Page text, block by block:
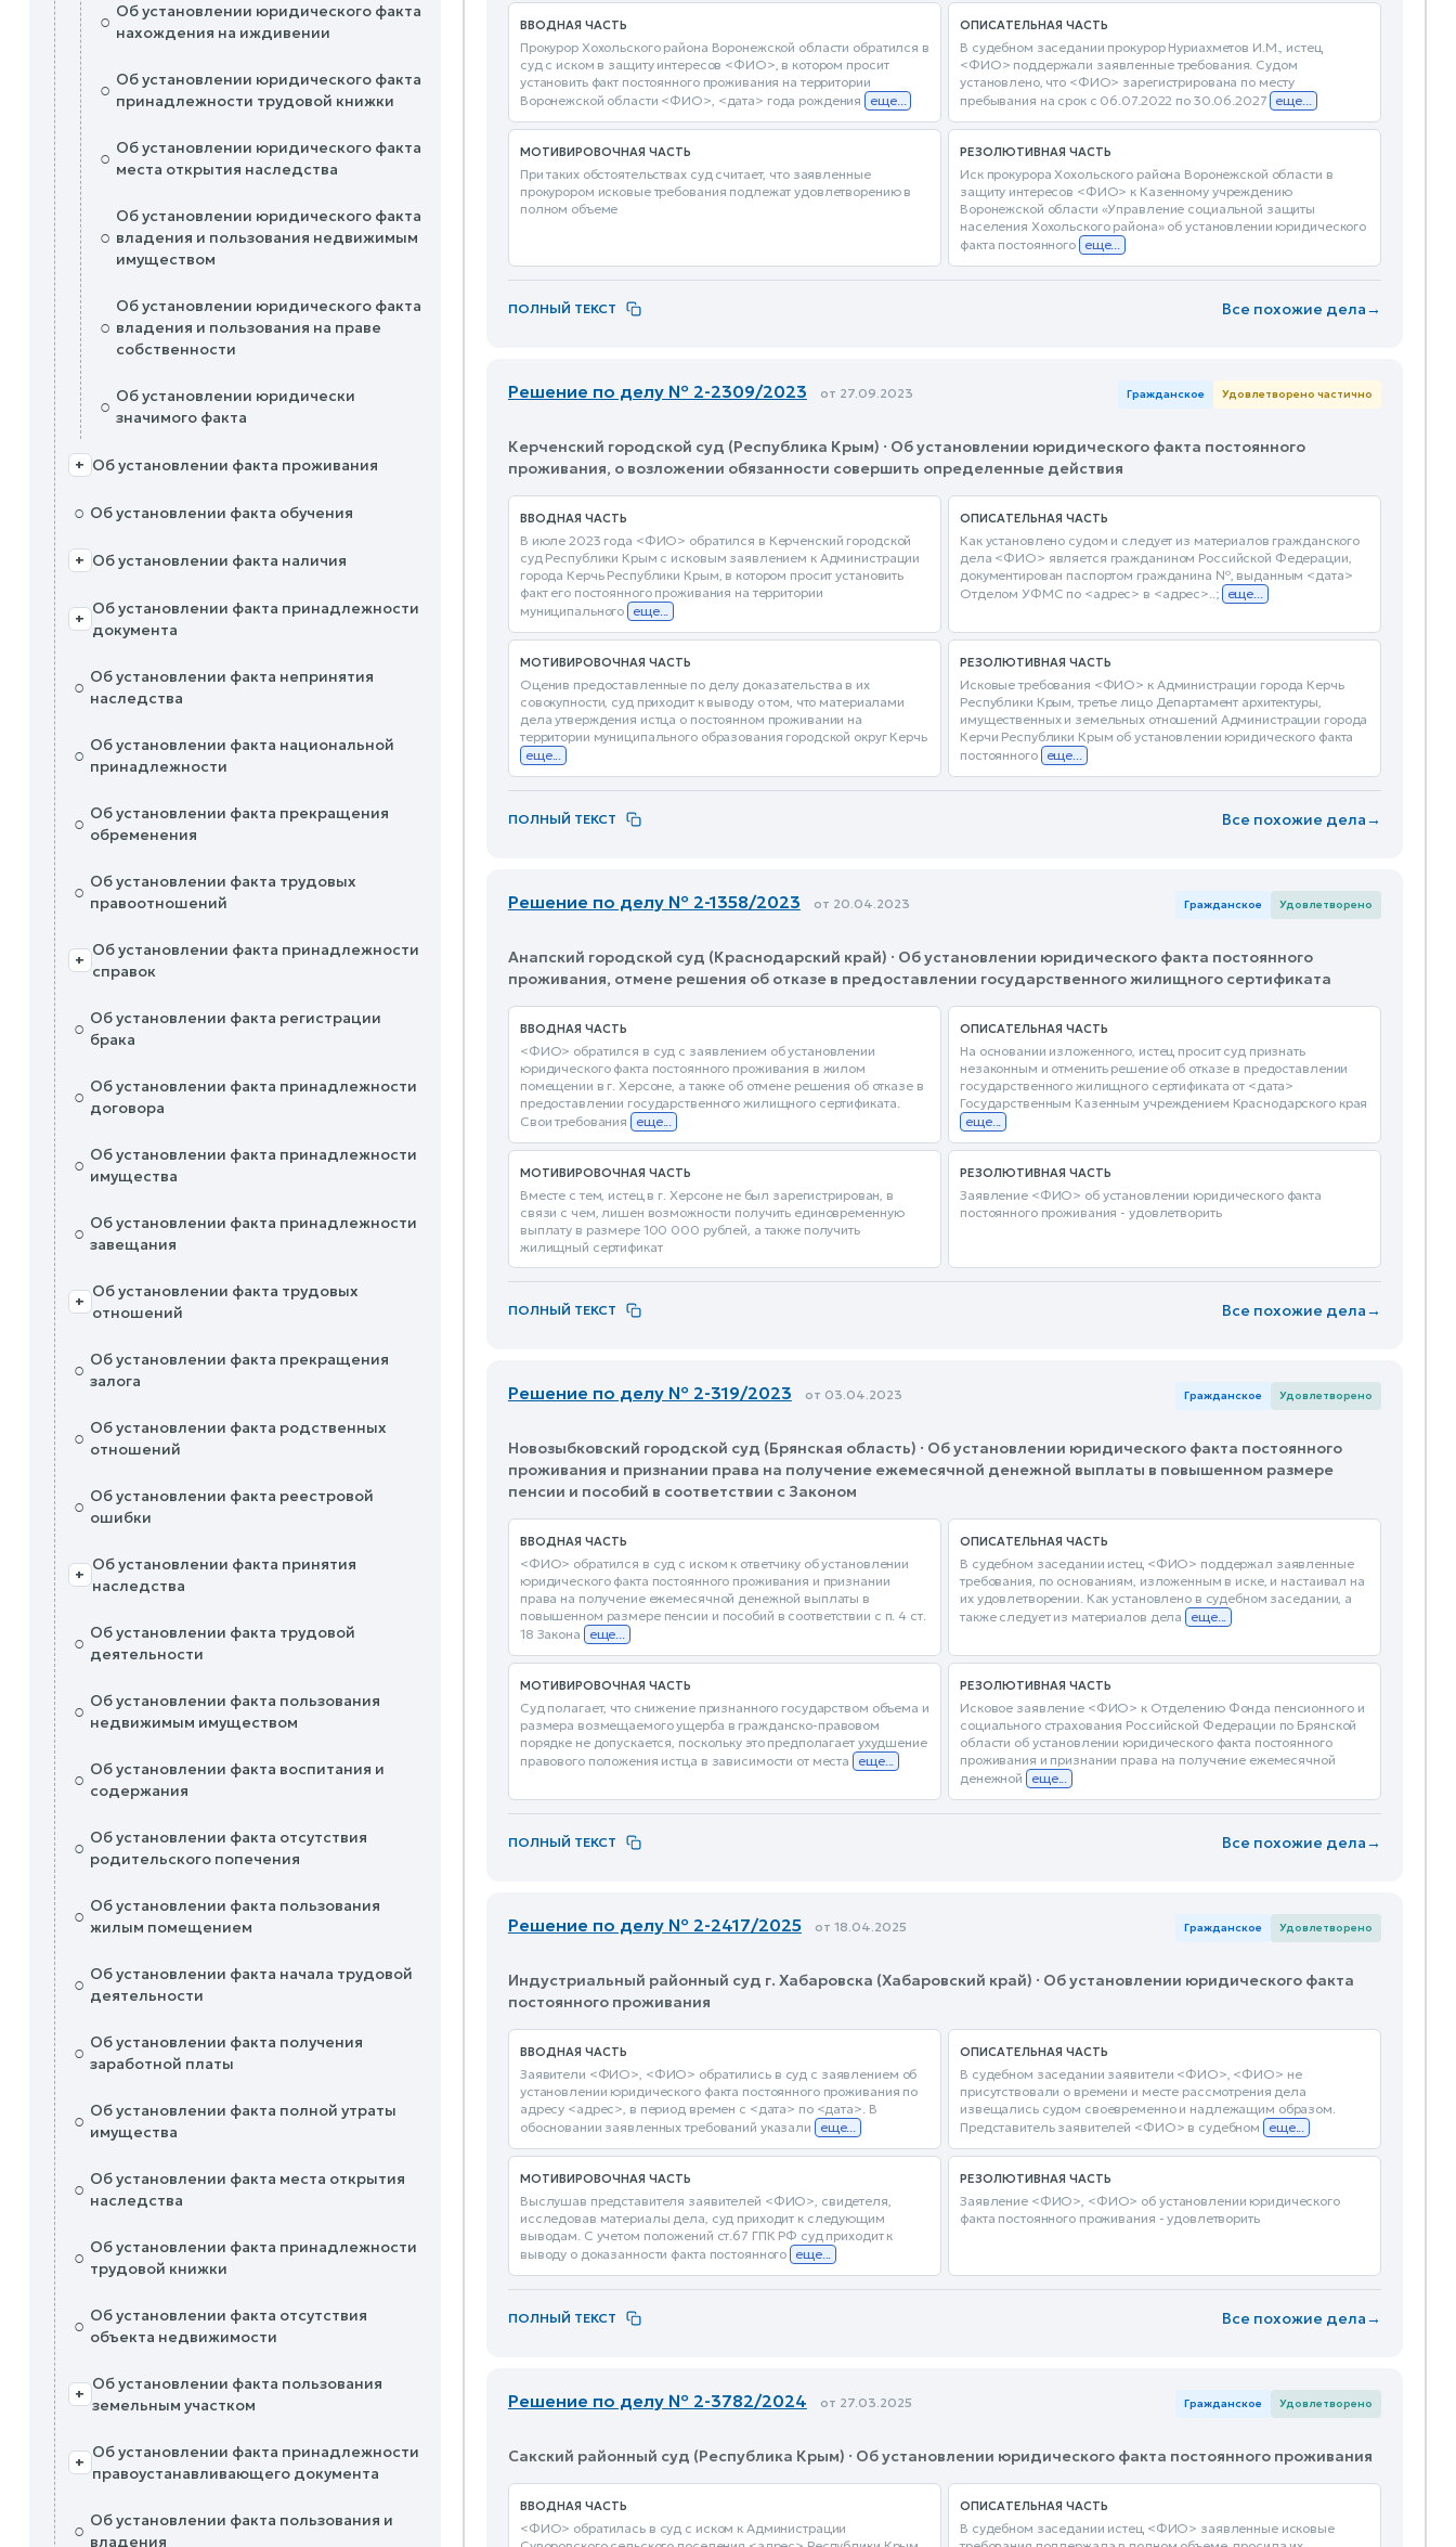
○ Об установлении юридического факта
нахождения на иждивении
○ Об установлении юридического факта
принадлежности трудовой книжки
○ Об установлении юридического факта
места открытия наследства
○
Об установлении юридического факта
владения и пользования недвижимым
имуществом
○
Об установлении юридического факта
владения и пользования на праве
собственности
○ Об установлении юридически
значимого факта
+ Об установлении факта проживания
○ Об установлении факта обучения
+ Об установлении факта наличия
+
Об установлении факта принадлежности
документа
○ Об установлении факта непринятия
наследства
○ Об установлении факта национальной
принадлежности
○ Об установлении факта прекращения
обременения
○ Об установлении факта трудовых
правоотношений
+
Об установлении факта принадлежности
справок
○ Об установлении факта регистрации
брака
○ Об установлении факта принадлежности
договора
○ Об установлении факта принадлежности
имущества
○ Об установлении факта принадлежности
завещания
+
Об установлении факта трудовых
отношений
○ Об установлении факта прекращения
залога
○ Об установлении факта родственных
отношений
○ Об установлении факта реестровой
ошибки
+
Об установлении факта принятия
наследства
○ Об установлении факта трудовой
деятельности
○ Об установлении факта пользования
недвижимым имуществом
○ Об установлении факта воспитания и
содержания
○ Об установлении факта отсутствия
родительского попечения
○ Об установлении факта пользования
жилым помещением
○ Об установлении факта начала трудовой
деятельности
○ Об установлении факта получения
заработной платы
○ Об установлении факта полной утраты
имущества
○ Об установлении факта места открытия
наследства
○ Об установлении факта принадлежности
трудовой книжки
○ Об установлении факта отсутствия
объекта недвижимости
+
Об установлении факта пользования
земельным участком
+
Об установлении факта принадлежности
правоустанавливающего документа
○ Об установлении факта пользования и
владения
ВВОДНАЯ ЧАСТЬ
Прокурор Хохольского района Воронежской области обратился в
суд с иском в защиту интересов <ФИО>, в котором просит
установить факт постоянного проживания на территории
Воронежской области <ФИО>, <дата> года рождения еще...
ОПИСАТЕЛЬНАЯ ЧАСТЬ
В судебном заседании прокурор Нуриахметов И.М., истец
<ФИО> поддержали заявленные требования. Судом
установлено, что <ФИО> зарегистрирована по месту
пребывания на срок с 06.07.2022 по 30.06.2027 еще...
МОТИВИРОВОЧНАЯ ЧАСТЬ
При таких обстоятельствах суд считает, что заявленные
прокурором исковые требования подлежат удовлетворению в
полном объеме
РЕЗОЛЮТИВНАЯ ЧАСТЬ
Иск прокурора Хохольского района Воронежской области в
защиту интересов <ФИО> к Казенному учреждению
Воронежской области «Управление социальной защиты
населения Хохольского района» об установлении юридического
факта постоянного еще...
ПОЛНЫЙ ТЕКСТ Все похожие дела→
Решение по делу № 2-2309/2023 от 27.09.2023 Гражданское Удовлетворено частично
Керченский городской суд (Республика Крым) · Об установлении юридического факта постоянного
проживания, о возложении обязанности совершить определенные действия
ВВОДНАЯ ЧАСТЬ
В июле 2023 года <ФИО> обратился в Керченский городской
суд Республики Крым с исковым заявлением к Администрации
города Керчь Республики Крым, в котором просит установить
факт его постоянного проживания на территории
муниципального еще...
ОПИСАТЕЛЬНАЯ ЧАСТЬ
Как установлено судом и следует из материалов гражданского
дела <ФИО> является гражданином Российской Федерации,
документирован паспортом гражданина №, выданным <дата>
Отделом УФМС по <адрес> в <адрес>..; еще...
МОТИВИРОВОЧНАЯ ЧАСТЬ
Оценив предоставленные по делу доказательства в их
совокупности, суд приходит к выводу о том, что материалами
дела утверждения истца о постоянном проживании на
территории муниципального образования городской округ Керчь
еще...
РЕЗОЛЮТИВНАЯ ЧАСТЬ
Исковые требования <ФИО> к Администрации города Керчь
Республики Крым, третье лицо Департамент архитектуры,
имущественных и земельных отношений Администрации города
Керчи Республики Крым об установлении юридического факта
постоянного еще...
ПОЛНЫЙ ТЕКСТ Все похожие дела→
Решение по делу № 2-1358/2023 от 20.04.2023 Гражданское Удовлетворено
Анапский городской суд (Краснодарский край) · Об установлении юридического факта постоянного
проживания, отмене решения об отказе в предоставлении государственного жилищного сертификата
ВВОДНАЯ ЧАСТЬ
<ФИО> обратился в суд с заявлением об установлении
юридического факта постоянного проживания в жилом
помещении в г. Херсоне, а также об отмене решения об отказе в
предоставлении государственного жилищного сертификата.
Свои требования
еще...
ОПИСАТЕЛЬНАЯ ЧАСТЬ
На основании изложенного, истец просит суд признать
незаконным и отменить решение об отказе в предоставлении
государственного жилищного сертификата от <дата>
Государственным Казенным учреждением Краснодарского края
еще...
МОТИВИРОВОЧНАЯ ЧАСТЬ
Вместе с тем, истец в г. Херсоне не был зарегистрирован, в
связи с чем, лишен возможности получить единовременную
выплату в размере 100 000 рублей, а также получить
жилищный сертификат
РЕЗОЛЮТИВНАЯ ЧАСТЬ
Заявление <ФИО> об установлении юридического факта
постоянного проживания - удовлетворить
ПОЛНЫЙ ТЕКСТ Все похожие дела→
Решение по делу № 2-319/2023 от 03.04.2023 Гражданское Удовлетворено
Новозыбковский городской суд (Брянская область) · Об установлении юридического факта постоянного
проживания и признании права на получение ежемесячной денежной выплаты в повышенном размере
пенсии и пособий в соответствии с Законом
ВВОДНАЯ ЧАСТЬ
<ФИО> обратился в суд с иском к ответчику об установлении
юридического факта постоянного проживания и признании
права на получение ежемесячной денежной выплаты в
повышенном размере пенсии и пособий в соответствии с п. 4 ст.
18 Закона
еще...
ОПИСАТЕЛЬНАЯ ЧАСТЬ
В судебном заседании истец <ФИО> поддержал заявленные
требования, по основаниям, изложенным в иске, и настаивал на
их удовлетворении. Как установлено в судебном заседании, а
также следует из материалов дела еще...
МОТИВИРОВОЧНАЯ ЧАСТЬ
Суд полагает, что снижение признанного государством объема и
размера возмещаемого ущерба в гражданско-правовом
порядке не допускается, поскольку это предполагает ухудшение
правового положения истца в зависимости от места
еще...
РЕЗОЛЮТИВНАЯ ЧАСТЬ
Исковое заявление <ФИО> к Отделению Фонда пенсионного и
социального страхования Российской Федерации по Брянской
области об установлении юридического факта постоянного
проживания и признании права на получение ежемесячной
денежной
еще...
ПОЛНЫЙ ТЕКСТ Все похожие дела→
Решение по делу № 2-2417/2025 от 18.04.2025 Гражданское Удовлетворено
Индустриальный районный суд г. Хабаровска (Хабаровский край) · Об установлении юридического факта
постоянного проживания
ВВОДНАЯ ЧАСТЬ
Заявители <ФИО>, <ФИО> обратились в суд с заявлением об
установлении юридического факта постоянного проживания по
адресу <адрес>, в период времен с <дата> по <дата>. В
обосновании заявленных требований указали
еще...
ОПИСАТЕЛЬНАЯ ЧАСТЬ
В судебном заседании заявители <ФИО>, <ФИО> не
присутствовали о времени и месте рассмотрения дела
извещались судом своевременно и надлежащим образом.
Представитель заявителей <ФИО> в судебном
еще...
МОТИВИРОВОЧНАЯ ЧАСТЬ
Выслушав представителя заявителей <ФИО>, свидетеля,
исследовав материалы дела, суд приходит к следующим
выводам. С учетом положений ст.67 ГПК РФ суд приходит к
выводу о доказанности факта постоянного еще...
РЕЗОЛЮТИВНАЯ ЧАСТЬ
Заявление <ФИО>, <ФИО> об установлении юридического
факта постоянного проживания - удовлетворить
ПОЛНЫЙ ТЕКСТ Все похожие дела→
Решение по делу № 2-3782/2024 от 27.03.2025 Гражданское Удовлетворено
Сакский районный суд (Республика Крым) · Об установлении юридического факта постоянного проживания
ВВОДНАЯ ЧАСТЬ
<ФИО> обратилась в суд с иском к Администрации
ОПИСАТЕЛЬНАЯ ЧАСТЬ
В судебном заседании истец <ФИО> заявленные исковые